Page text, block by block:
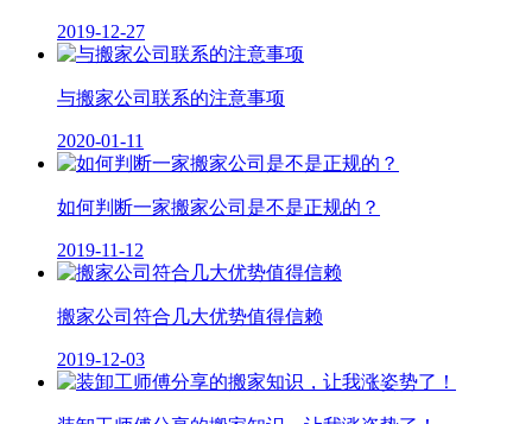
2019-12-27
与搬家公司联系的注意事项
2020-01-11
如何判断一家搬家公司是不是正规的？
2019-11-12
搬家公司符合几大优势值得信赖
2019-12-03